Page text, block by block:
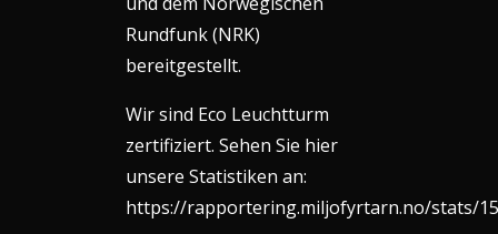
Rundfunk (NRK)
bereitgestellt.
Wir sind Eco Leuchtturm
zertifiziert. Sehen Sie hier
unsere Statistiken an:
https://rapportering.miljofyrtarn.no/stats/